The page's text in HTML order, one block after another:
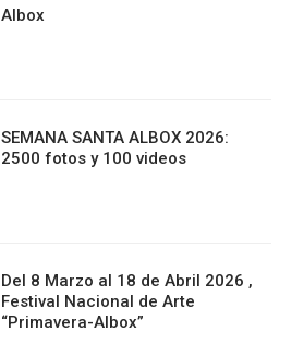
Albox
SEMANA SANTA ALBOX 2026:
2500 fotos y 100 videos
Del 8 Marzo al 18 de Abril 2026 ,
Festival Nacional de Arte
“Primavera-Albox”